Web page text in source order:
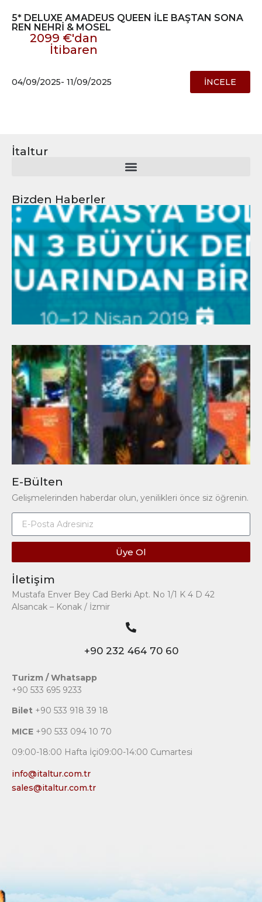
5* DELUXE AMADEUS QUEEN İLE BAŞTAN SONA
REN NEHRİ & MOSEL
2099 €'dan
İtibaren
04/09/2025- 11/09/2025 İNCELE
İtaltur
Bizden Haberler
E-Bülten
Gelişmelerinden haberdar olun, yenilikleri önce siz öğrenin.
Üye Ol
İletişim
Mustafa Enver Bey Cad Berki Apt. No 1/1 K 4 D 42
Alsancak – Konak / İzmir
+90 232 464 70 60
Turizm / Whatsapp
+90 533 695 9233
Bilet +90 533 918 39 18
MICE +90 533 094 10 70
09:00-18:00 Hafta İçi09:00-14:00 Cumartesi
info@italtur.com.tr
sales@italtur.com.tr